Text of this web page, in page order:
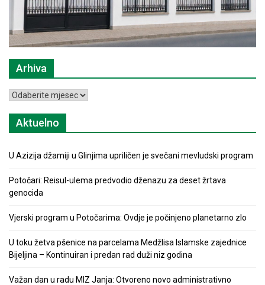
Arhiva
Arhiva
Aktuelno
U Azizija džamiji u Glinjima upriličen je svečani mevludski program
Potočari: Reisul-ulema predvodio dženazu za deset žrtava
genocida
Vjerski program u Potočarima: Ovdje je počinjeno planetarno zlo
U toku žetva pšenice na parcelama Medžlisa Islamske zajednice
Bijeljina – Kontinuiran i predan rad duži niz godina
Važan dan u radu MIZ Janja: Otvoreno novo administrativno